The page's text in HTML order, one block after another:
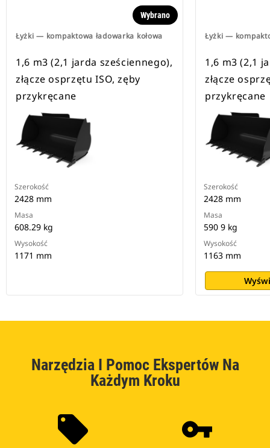
Łyżki — kompaktowa ładowarka kołowa
Wybrano
1,6 m3 (2,1 jarda sześciennego),
złącze osprzętu ISO, zęby
przykręcane
Szerokość
2428 mm
Masa
608.29 kg
Wysokość
1171 mm
Łyżki —
1,6 m3 (2,1
złącze
przykręcane
Szerokość
2428 mm
Masa
590 9 kg
Wysokość
1163 mm
Narzędzia I Pomoc Ekspertów Na
Każdym Kroku